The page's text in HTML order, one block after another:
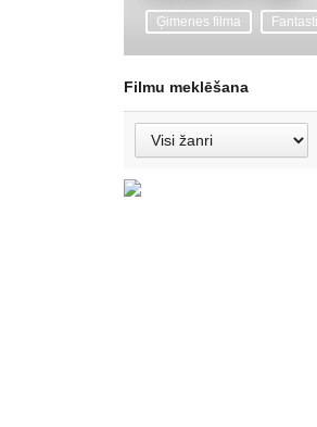
Ģimenes filma
Filmu meklēšana